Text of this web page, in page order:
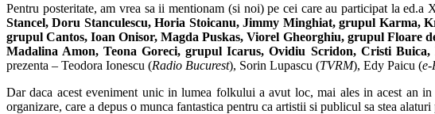
Pentru posteritate, am vrea sa ii mentionam (si noi) pe cei care au participat la
Stancel, Doru Stanculescu, Horia Stoicanu, Jimmy Minghiat, grupul
grupul Cantos, Ioan Onisor, Magda Puskas, Viorel Gheorghiu, grupul
Madalina Amon, Teona Goreci, grupul Icarus, Ovidiu Scridon, Cristi
prezenta – Teodora Ionescu (Radio Bucurest), Sorin Lupascu (TVRM), Edy Paicu (e-
Dar daca acest eveniment unic in lumea folkului a avut loc, mai ales in acest an
organizare, care a depus o munca fantastica pentru ca artistii si publicul sa stea